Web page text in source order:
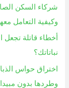
شركاء السكن
وكيفية التعامل
أخطاء قاتلة تجعل
نباتاتك؟
اختراق حواس
وطردها بدون